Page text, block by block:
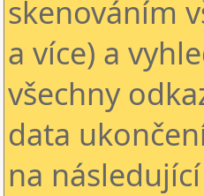
skenováním
a více) a
všechny
data
na